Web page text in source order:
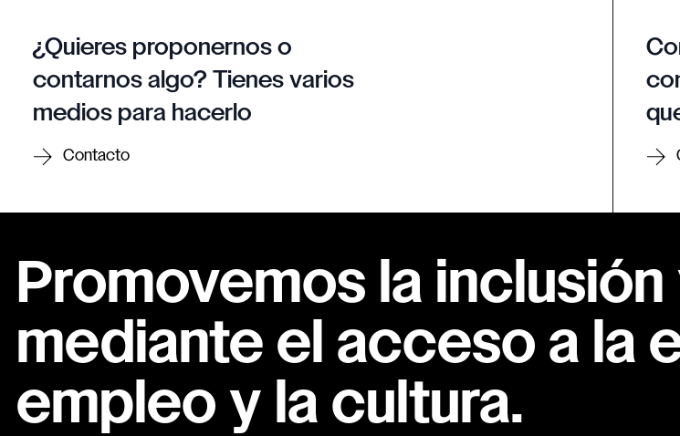
¿Quieres proponernos o
contarnos algo? Tienes varios
medios para hacerlo
Contacto
Promovemos la inclusión
mediante el acceso a la
empleo y la cultura.